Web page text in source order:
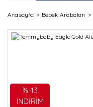
Anasayfa Bebek Arabaları
%-13
İNDİRİM